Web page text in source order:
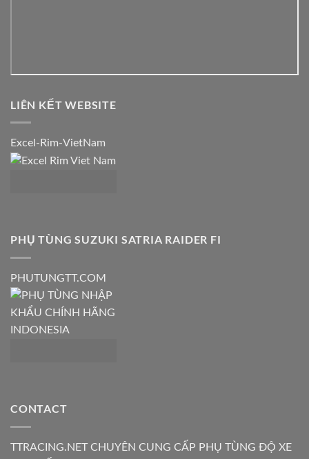
LIÊN KẾT WEBSITE
Excel-Rim-VietNam
PHỤ TÙNG SUZUKI SATRIA RAIDER FI
PHUTUNGTT.COM
CONTACT
TTRACING.NET CHUYÊN CUNG CẤP PHỤ TÙNG ĐỘ XE